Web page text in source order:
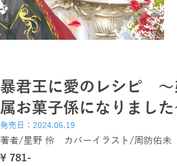
暴君王に愛のレシピ ～
属お菓子係になりました
発売日：2024.06.19
著者/星野 伶 カバーイラスト/周防佑未
\ 781-